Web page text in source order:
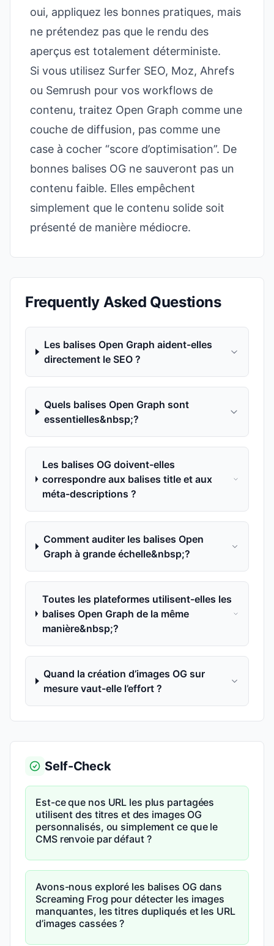
oui, appliquez les bonnes pratiques, mais
ne prétendez pas que le rendu des
aperçus est totalement déterministe.
Si vous utilisez Surfer SEO, Moz, Ahrefs
ou Semrush pour vos workflows de
contenu, traitez Open Graph comme une
couche de diffusion, pas comme une
case à cocher “score d’optimisation”. De
bonnes balises OG ne sauveront pas un
contenu faible. Elles empêchent
simplement que le contenu solide soit
présenté de manière médiocre.
Frequently Asked Questions
Les balises Open Graph aident-elles
directement le SEO ?
Quels balises Open Graph sont
essentielles&nbsp;?
Les balises OG doivent-elles
correspondre aux balises title et aux
méta-descriptions ?
Comment auditer les balises Open
Graph à grande échelle&nbsp;?
Toutes les plateformes utilisent-elles les
balises Open Graph de la même
manière&nbsp;?
Quand la création d’images OG sur
mesure vaut-elle l’effort ?
Self-Check
Est-ce que nos URL les plus partagées
utilisent des titres et des images OG
personnalisés, ou simplement ce que le
CMS renvoie par défaut ?
Avons-nous exploré les balises OG dans
Screaming Frog pour détecter les images
manquantes, les titres dupliqués et les URL
d’images cassées ?